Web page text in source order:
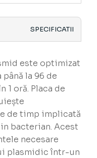
SPECIFICATII
este optimizat
la 96 de
1 oră. Placa de
de timp implicată
bacterian. Acest
necesare
plasmidic într-un